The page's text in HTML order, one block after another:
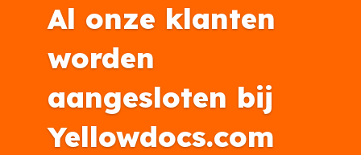
Al onze klanten
worden
aangesloten bij
Yellowdocs.com